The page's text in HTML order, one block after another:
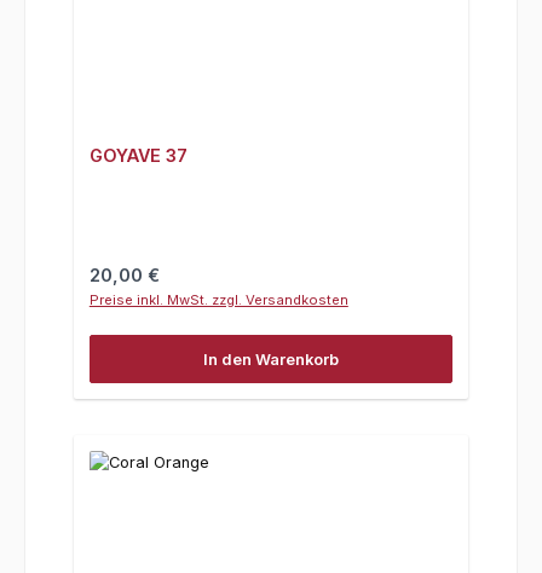
GOYAVE 37
Regulärer Preis:
20,00 €
Preise inkl. MwSt. zzgl. Versandkosten
In den Warenkorb